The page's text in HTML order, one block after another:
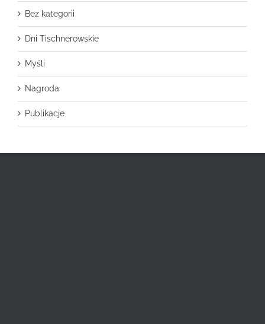
Bez kategorii
Dni Tischnerowskie
Myśli
Nagroda
Publikacje